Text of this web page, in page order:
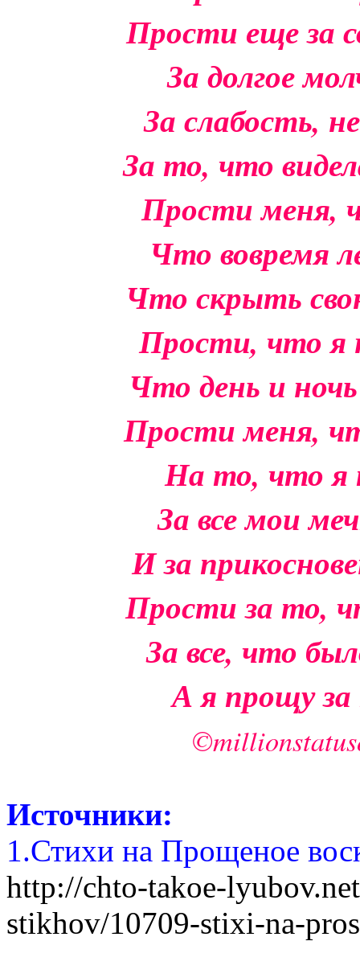
Прости еще за
За долгое
За слабость,
За то, что
Прости меня,
Что вовремя
Что скрыть
Прости, что я
Что день и
Прости меня,
На то, что
За все мои
И за
Прости за то,
За все, что
А я прощу за
Источники:
1.Стихи на Прощеное
http://chto-takoe-
stikhov/10709-stixi-na-